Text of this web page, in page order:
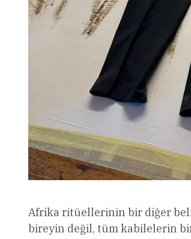
Afrika ritüellerinin bir diğer
bireyin değil, tüm kabilelerin bir